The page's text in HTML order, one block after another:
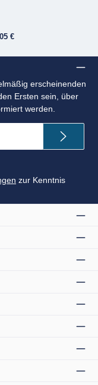
€
erscheinenden
Ersten sein, über
werden.
zur Kenntnis